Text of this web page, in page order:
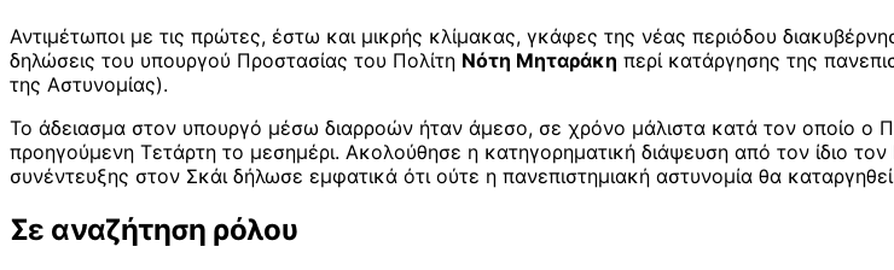
Αντιμέτωποι με τις πρώτες, έστω και μικρής κλίμακας, γκάφες της νέας περιόδου
δηλώσεις του υπουργού Προστασίας του Πολίτη Νότη Μηταράκη περί κατάργησης της
της Αστυνομίας).
Το άδειασμα στον υπουργό μέσω διαρροών ήταν άμεσο, σε χρόνο μάλιστα κατά τον οποίο ο
προηγούμενη Τετάρτη το μεσημέρι. Ακολούθησε η κατηγορηματική διάψευση από τον ίδιο
συνέντευξης στον Σκάι δήλωσε εμφατικά ότι ούτε η πανεπιστημιακή αστυνομία θα
Σε αναζήτηση ρόλου